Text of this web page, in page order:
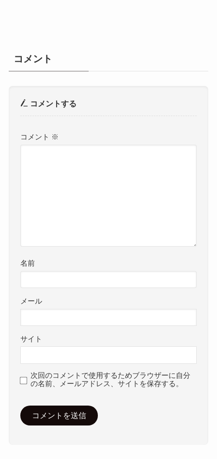
コメント
コメントする
コメント ※
名前
メール
サイト
次回のコメントで使用するためブラウザーに自分
の名前、メールアドレス、サイトを保存する。